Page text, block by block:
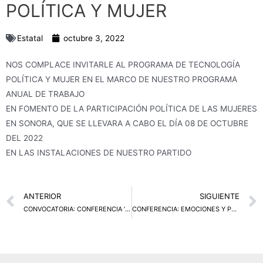
POLÍTICA Y MUJER
Estatal octubre 3, 2022
NOS COMPLACE INVITARLE AL PROGRAMA DE TECNOLOGÍA
POLÍTICA Y MUJER EN EL MARCO DE NUESTRO PROGRAMA
ANUAL DE TRABAJO
EN FOMENTO DE LA PARTICIPACIÓN POLÍTICA DE LAS MUJERES
EN SONORA, QUE SE LLEVARA A CABO EL DÍA 08 DE OCTUBRE
DEL 2022
EN LAS INSTALACIONES DE NUESTRO PARTIDO
Prev
ANTERIOR
CONVOCATORIA: CONFERENCIA ‘’EMOCIONES Y POLÍTICA’’
SIGUIENTE
CONFERENCIA: EMOCIONES Y POLÍTICA.